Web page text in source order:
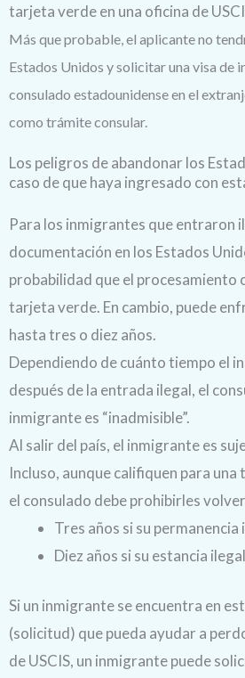
tarjeta verde en una oficina de
Más que probable, el aplicante no
Estados Unidos y solicitar una visa de
consulado estadounidense en el
como trámite consular.
Los peligros de abandonar los
caso de que haya ingresado con
Para los inmigrantes que entraron
documentación en los Estados
probabilidad que el procesamiento
tarjeta verde. En cambio, puede
hasta tres o diez años.
Dependiendo de cuánto tiempo el
después de la entrada ilegal, el
inmigrante es “inadmisible”.
Al salir del país, el inmigrante es
Incluso, aunque califiquen para
el consulado debe prohibirles
Tres años si su
Diez años si su estancia
Si un inmigrante se encuentra en
(solicitud) que pueda ayudar a
de USCIS, un inmigrante puede